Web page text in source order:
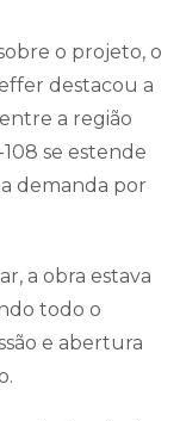
o projeto, o
destacou a
a região
se estende
demanda por
a obra estava
todo o
e abertura